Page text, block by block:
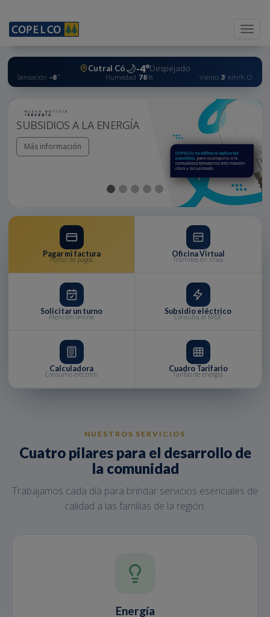
Menu
Cutral Có🌙-4°Despejado
Sensación -8° Humedad 78% Viento 3 km/h O
CONECTADOS CON EL
FUTURO.
Más información
Pagar mi factura
Portal de pagos
Oficina Virtual
Trámites en línea
Solicitar un turno
Atención online
Subsidio eléctrico
Consultá el RASE
Calculadora
Consumo eléctrico
Cuadro Tarifario
Tarifas de energía
NUESTROS SERVICIOS
Cuatro pilares para el desarrollo de
la comunidad
Trabajamos cada día para brindar servicios esenciales de
calidad a las familias de la región.
Energía